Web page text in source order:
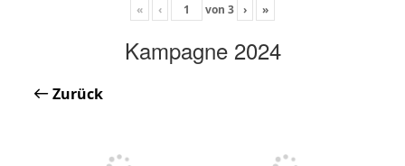
« ‹ von 3 › »
Kampagne 2024
Zurück